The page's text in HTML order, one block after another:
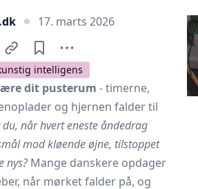
17. marts 2026
intelligens
dit pusterum - timerne,
og hjernen falder til
når hvert eneste åndedrag
mod kløende øjne, tilstoppet
nys?Mange danskere opdager
når mørket falder på, og